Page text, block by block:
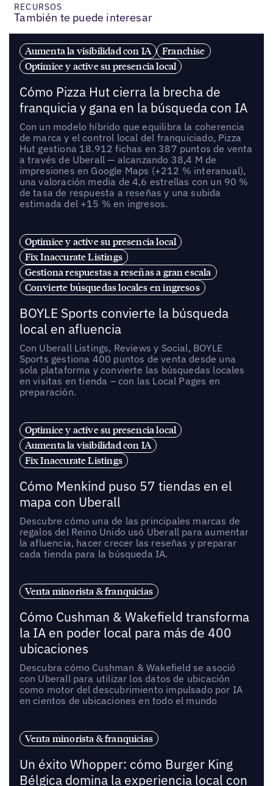
RECURSOS
También te puede interesar
Aumenta la visibilidad con IA
Franchise
Optimice y active su presencia local
Cómo Pizza Hut cierra la brecha de
franquicia y gana en la búsqueda con IA
Con un modelo híbrido que equilibra la coherencia
de marca y el control local del franquiciado, Pizza
Hut gestiona 18.912 fichas en 387 puntos de venta
a través de Uberall — alcanzando 38,4 M de
impresiones en Google Maps (+212 % interanual),
una valoración media de 4,6 estrellas con un 90 %
de tasa de respuesta a reseñas y una subida
estimada del +15 % en ingresos.
Optimice y active su presencia local
Fix Inaccurate Listings
Gestiona respuestas a reseñas a gran escala
Convierte búsquedas locales en ingresos
BOYLE Sports convierte la búsqueda
local en afluencia
Con Uberall Listings, Reviews y Social, BOYLE
Sports gestiona 400 puntos de venta desde una
sola plataforma y convierte las búsquedas locales
en visitas en tienda – con las Local Pages en
preparación.
Optimice y active su presencia local
Aumenta la visibilidad con IA
Fix Inaccurate Listings
Cómo Menkind puso 57 tiendas en el
mapa con Uberall
Descubre cómo una de las principales marcas de
regalos del Reino Unido usó Uberall para aumentar
la afluencia, hacer crecer las reseñas y preparar
cada tienda para la búsqueda IA.
Venta minorista & franquicias
Cómo Cushman & Wakefield transforma
la IA en poder local para más de 400
ubicaciones
Descubra cómo Cushman & Wakefield se asoció
con Uberall para utilizar los datos de ubicación
como motor del descubrimiento impulsado por IA
en cientos de ubicaciones en todo el mundo
Venta minorista & franquicias
Un éxito Whopper: cómo Burger King
Bélgica domina la experiencia local con